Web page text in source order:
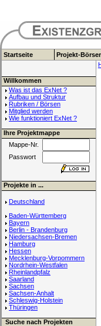
Startseite Projekt-
Willkommen
Was ist das ExNet ?
Aufbau und Struktur
Rubriken / Börsen
Mitglied werden
Wie funktioniert ExNet ?
Ihre Projektmappe
Mappe-Nr.
Passwort
Projekte in ...
Deutschland
Baden-Württemberg
Bayern
Berlin - Brandenburg
Niedersachsen-Bremen
Hamburg
Hessen
Mecklenburg-Vorpommern
Nordrhein-Westfalen
Rheinlandpfalz
Saarland
Sachsen
Sachsen-Anhalt
Schleswig-Holstein
Thüringen
Suche nach Projekten